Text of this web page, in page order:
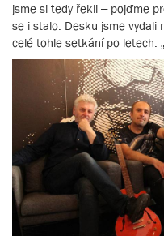
jsme si tedy řekli – pojďme
se i stalo. Desku jsme vydali
celé tohle setkání po letech: